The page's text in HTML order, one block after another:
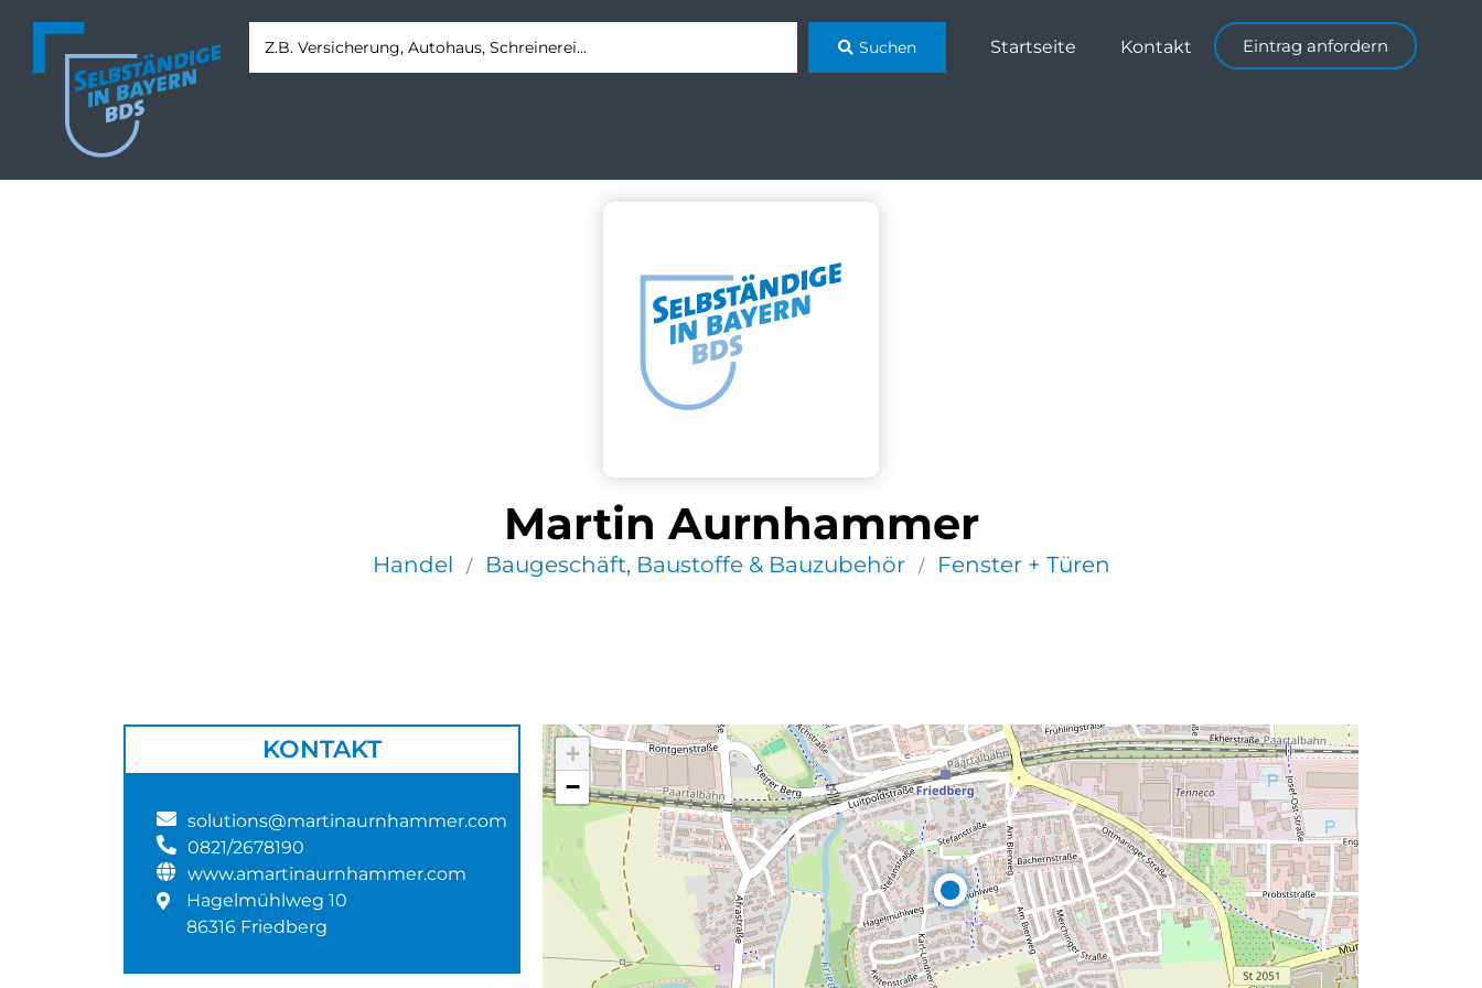
Suchen Startseite Kontakt Eintrag anfordern
Martin Aurnhammer
Handel / Baugeschäft, Baustoffe & Bauzubehör / Fenster + Türen
KONTAKT
solutions@martinaurnhammer.com
0821/2678190
www.amartinaurnhammer.com
Hagelmühlweg 10
86316 Friedberg
+
−